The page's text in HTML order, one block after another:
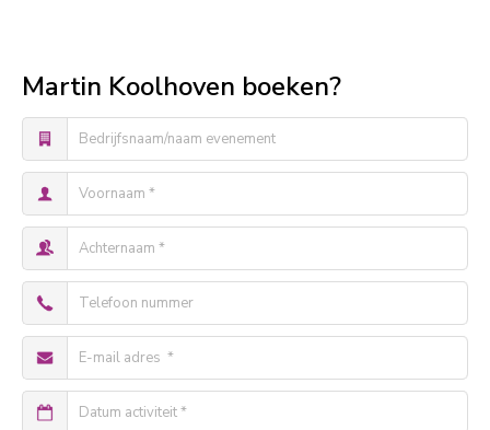
Martin Koolhoven boeken?